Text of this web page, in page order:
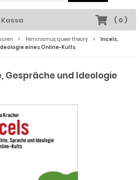
Kassa ( 0)
Feminismus, queer theory
Incels.
eines Online-Kults
Gespräche und Ideologie